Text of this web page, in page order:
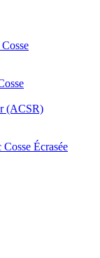
(ACSR)
Écrasée